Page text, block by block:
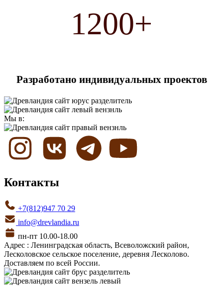
1200+
Разработано индивидуальных проектов
Мы в:
Контакты
+7(812)947 70 29
info@drevlandia.ru
пн-пт 10.00-18.00
Адрес : Ленинградская область, Всеволожский район,
Лесколовское сельское поселение, деревня Лесколово.
Доставляем по всей России.